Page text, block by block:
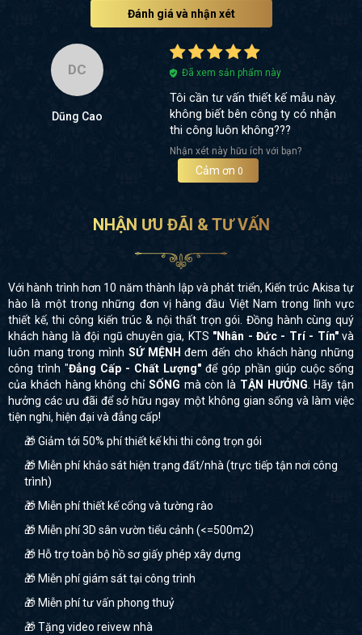
Đánh giá và nhận xét
DC
Dũng Cao
Đã xem sản phẩm này
Tôi cần tư vấn thiết kế mẫu này.
không biết bên công ty có nhận
thi công luôn không???
Nhận xét này hữu ích với bạn?
Cảm ơn 0
NHẬN ƯU ĐÃI & TƯ VẤN
Với hành trình hơn 10 năm thành lập và phát triển, Kiến trúc Akisa tự
hào là một trong những đơn vị hàng đầu Việt Nam trong lĩnh vực
thiết kế, thi công kiến trúc & nội thất trọn gói. Đồng hành cùng quý
khách hàng là đội ngũ chuyên gia, KTS "Nhân - Đức - Trí - Tín"và
luôn mang trong mình SỨ MỆNH đem đến cho khách hàng những
công trình "Đẳng Cấp - Chất Lượng" để góp phần giúp cuộc sống
của khách hàng không chỉ SỐNG mà còn là TẬN HƯỞNG. Hãy tận
hưởng các ưu đãi để sở hữu ngay một không gian sống và làm việc
tiện nghi, hiện đại và đẳng cấp!
🎁 Giảm tới 50% phí thiết kế khi thi công trọn gói
🎁 Miễn phí khảo sát hiện trạng đất/nhà (trực tiếp tận nơi công
trình)
🎁 Miễn phí thiết kế cổng và tường rào
🎁 Miễn phí 3D sân vườn tiểu cảnh (<=500m2)
🎁 Hỗ trợ toàn bộ hồ sơ giấy phép xây dựng
🎁 Miễn phí giám sát tại công trình
🎁 Miễn phí tư vấn phong thuỷ
🎁 Tặng video reivew nhà